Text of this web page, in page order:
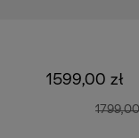
1599,00 zł